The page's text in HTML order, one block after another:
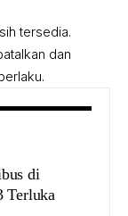
tersedia.
dan
di
Terluka